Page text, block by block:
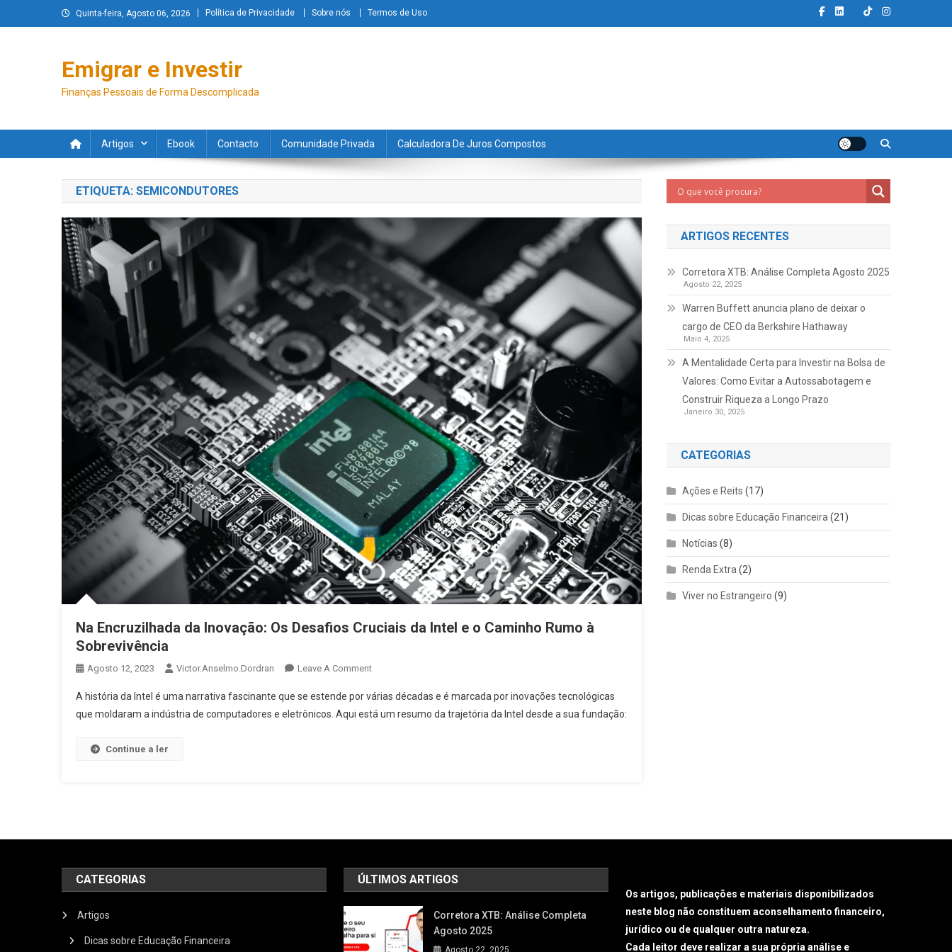
Quinta-feira, Agosto 06, 2026 Política de Privacidade Sobre nós Termos de Uso
Emigrar e Investir
Finanças Pessoais de Forma Descomplicada
Artigos Ebook Contacto Comunidade Privada Calculadora De Juros Compostos
ETIQUETA: SEMICONDUTORES
Na Encruzilhada da Inovação: Os Desafios Cruciais da Intel e o Caminho Rumo à
Sobrevivência
Agosto 12, 2023 Victor.anselmo.dordran Leave A Comment
A história da Intel é uma narrativa fascinante que se estende por várias décadas e é marcada por inovações tecnológicas
que moldaram a indústria de computadores e eletrônicos. Aqui está um resumo da trajetória da Intel desde a sua fundação:
Continue a ler
ARTIGOS RECENTES
Corretora XTB: Análise Completa Agosto 2025
Agosto 22, 2025
Warren Buffett anuncia plano de deixar o
cargo de CEO da Berkshire Hathaway
Maio 4, 2025
A Mentalidade Certa para Investir na Bolsa de
Valores: Como Evitar a Autossabotagem e
Construir Riqueza a Longo Prazo
Janeiro 30, 2025
CATEGORIAS
Ações e Reits (17)
Dicas sobre Educação Financeira (21)
Notícias (8)
Renda Extra (2)
Viver no Estrangeiro (9)
CATEGORIAS
Artigos
Dicas sobre Educação Financeira
ÚLTIMOS ARTIGOS
Corretora XTB: Análise Completa
Agosto 2025
Agosto 22, 2025
Os artigos, publicações e materiais disponibilizados
neste blog não constituem aconselhamento financeiro,
jurídico ou de qualquer outra natureza.
Cada leitor deve realizar a sua própria análise e